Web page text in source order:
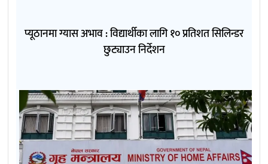
प्यूठानमा ग्यास अभाव : विद्यार्थीका लागि १० प्रतिशत सिलिन्डर
छुट्याउन निर्देशन